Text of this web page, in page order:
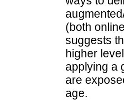
(both
suggests
higher
applying a
are
age.